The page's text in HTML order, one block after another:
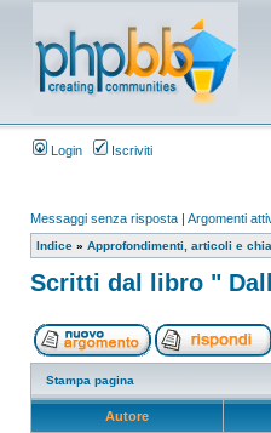
Login Iscriviti
Messaggi senza risposta | Argomenti
Indice » Approfondimenti, articoli e
Scritti dal libro "
Stampa pagina
Autore